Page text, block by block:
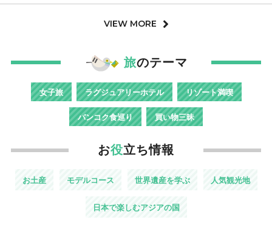
VIEW MORE
旅のテーマ
女子旅 ラグジュアリーホテル リゾート満喫
バンコク食巡り 買い物三昧
お役立ち情報
お土産 モデルコース 世界遺産を学ぶ 人気観光地
日本で楽しむアジアの国